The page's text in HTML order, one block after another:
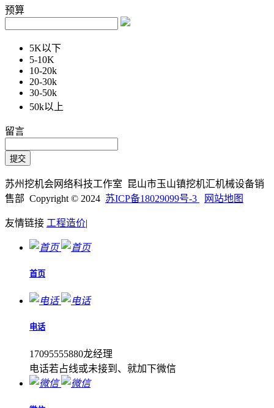
预算
5K以下
5-10K
10-20k
20-30k
30-50k
50k以上
留言
苏州挖机会网络科技工作室 昆山市玉山镇挖机汇机械设备销
售部 Copyright © 2024 苏ICP备18029099号-3 网站地图
友情链接 工程造价|
首页
电话
17095555880龙经理
电话若占线或未接到、就加下微信